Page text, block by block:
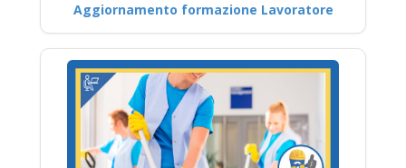
Aggiornamento formazione Lavoratore